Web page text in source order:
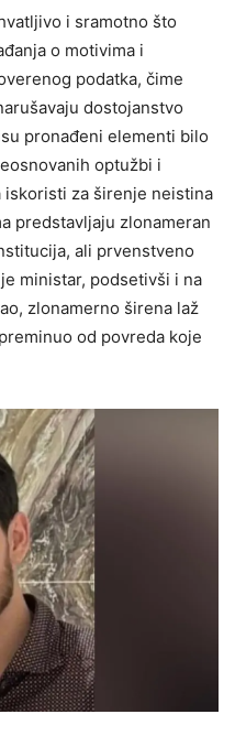
i sramotno što
o motivima i
podatka, čime
dostojanstvo
pronađeni elementi bilo
optužbi i
iskoristi za širenje neistina
predstavljaju zlonameran
ali prvenstveno
ministar, podsetivši i na
zlonamerno širena laž
od povreda koje